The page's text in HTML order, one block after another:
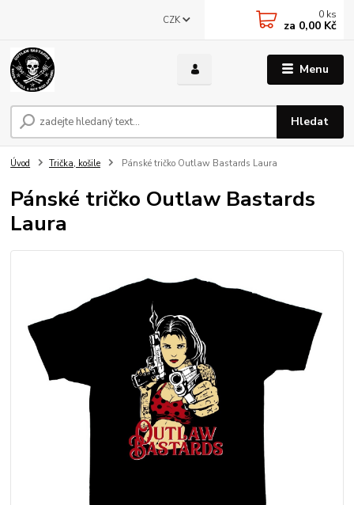
Menu
CZK
Hledat
0 ks
za 0,00 Kč
Úvod Trička, košile Pánské tričko Outlaw Bastards Laura
Pánské tričko Outlaw Bastards
Laura